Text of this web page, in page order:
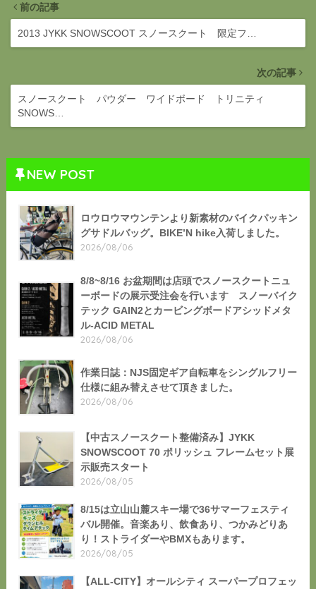
前の記事
2013 JYKK SNOWSCOOT スノースクート 限定フ…
次の記事
スノースクート パウダー ワイドボード トリニティ
SNOWS…
NEW POST
ロウロウマウンテンより新素材のバイクパッキン
グサドルバッグ。BIKE’N hike入荷しました。
2026/08/06
8/8~8/16 お盆期間は店頭でスノースクートニュ
ーボードの展示受注会を行います スノーバイク
テック GAIN2とカービングボードアシッドメタ
ル-ACID METAL
2026/08/06
作業日誌：NJS固定ギア自転車をシングルフリー
仕様に組み替えさせて頂きました。
2026/08/06
【中古スノースクート整備済み】JYKK
SNOWSCOOT 70 ポリッシュ フレームセット展
示販売スタート
2026/08/05
8/15は立山山麓スキー場で36サマーフェスティ
バル開催。音楽あり、飲食あり、つかみどりあ
り！ストライダーやBMXもあります。
2026/08/05
【ALL-CITY】オールシティ スーパープロフェッ